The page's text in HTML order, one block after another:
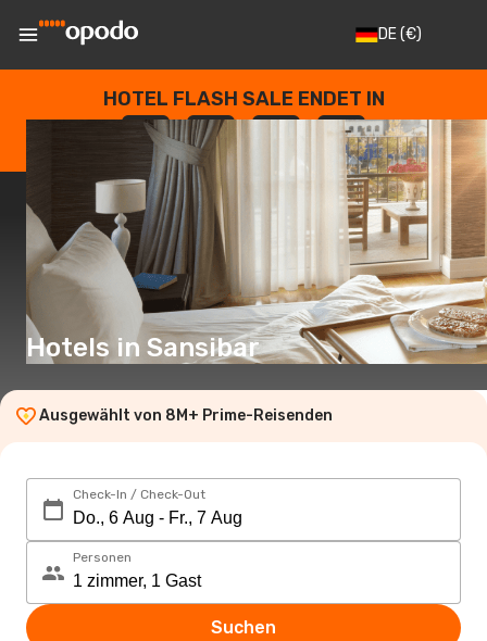
DE(€)
HOTEL FLASH SALE ENDET IN
--
TAGE
: --
STUNDEN
: --
SEKUNDEN
Hotels in Sansibar
Ausgewählt von 8M+ Prime-Reisenden
Check-In / Check-Out
Personen
Suchen